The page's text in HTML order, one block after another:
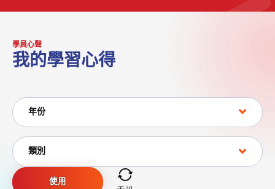
學員心聲
我的學習心得
年份
年份
類別
類別
使用